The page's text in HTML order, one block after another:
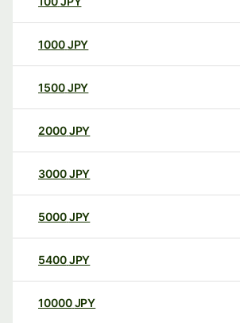
1000JPY
1500JPY
2000JPY
3000JPY
5000JPY
5400JPY
10000 JPY